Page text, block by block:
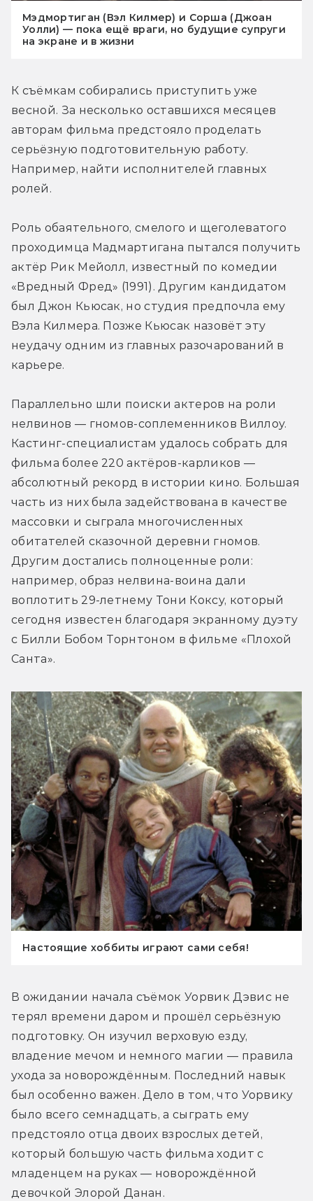
Мэдмортиган (Вэл Килмер) и Сорша (Джоан
Уолли) — пока ещё враги, но будущие супруги
на экране и в жизни
К съёмкам собирались приступить уже
весной. За несколько оставшихся месяцев
авторам фильма предстояло проделать
серьёзную подготовительную работу.
Например, найти исполнителей главных
ролей.
Роль обаятельного, смелого и щеголеватого
проходимца Мадмартигана пытался получить
актёр Рик Мейолл, известный по комедии
«Вредный Фред» (1991). Другим кандидатом
был Джон Кьюсак, но студия предпочла ему
Вэла Килмера. Позже Кьюсак назовёт эту
неудачу одним из главных разочарований в
карьере.
Параллельно шли поиски актеров на роли
нелвинов — гномов-соплеменников Виллоу.
Кастинг-специалистам удалось собрать для
фильма более 220 актёров-карликов —
абсолютный рекорд в истории кино. Большая
часть из них была задействована в качестве
массовки и сыграла многочисленных
обитателей сказочной деревни гномов.
Другим достались полноценные роли:
например, образ нелвина-воина дали
воплотить 29-летнему Тони Коксу, который
сегодня известен благодаря экранному дуэту
с Билли Бобом Торнтоном в фильме «Плохой
Санта».
Настоящие хоббиты играют сами себя!
В ожидании начала съёмок Уорвик Дэвис не
терял времени даром и прошёл серьёзную
подготовку. Он изучил верховую езду,
владение мечом и немного магии — правила
ухода за новорождённым. Последний навык
был особенно важен. Дело в том, что Уорвику
было всего семнадцать, а сыграть ему
предстояло отца двоих взрослых детей,
который большую часть фильма ходит с
младенцем на руках — новорождённой
девочкой Элорой Данан.